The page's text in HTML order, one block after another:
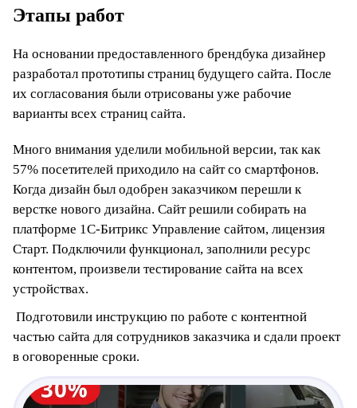
Этапы работ
На основании предоставленного брендбука дизайнер
разработал прототипы страниц будущего сайта. После
их согласования были отрисованы уже рабочие
варианты всех страниц сайта.
Много внимания уделили мобильной версии, так как
57% посетителей приходило на сайт со смартфонов.
Когда дизайн был одобрен заказчиком перешли к
верстке нового дизайна. Сайт решили собирать на
платформе 1С-Битрикс Управление сайтом, лицензия
Старт. Подключили функционал, заполнили ресурс
контентом, произвели тестирование сайта на всех
устройствах.
Подготовили инструкцию по работе с контентной
частью сайта для сотрудников заказчика и сдали проект
в оговоренные сроки.